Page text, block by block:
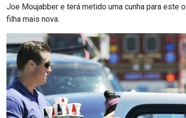
Joe Moujabber e terá metido uma cunha para este
filha mais nova.